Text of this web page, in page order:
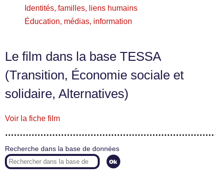
Identités, familles, liens humains
Éducation, médias, information
Le film dans la base TESSA
(Transition, Économie sociale et
solidaire, Alternatives)
Voir la fiche film
Recherche dans la base de données